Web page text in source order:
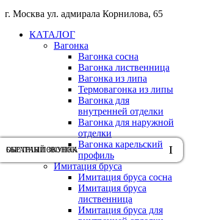
г. Москва ул. адмирала Корнилова, 65
КАТАЛОГ
Вагонка
Вагонка сосна
Вагонка лиственница
Вагонка из липа
Термовагонка из липы
Вагонка для
внутренней отделки
Вагонка для наружной
отделки
Вагонка карельский
профиль
Имитация бруса
Имитация бруса сосна
Имитация бруса
лиственница
Имитация бруса для
ОБРАТНЫЙ ЗВОНОК
БЫСТРАЯ ПОКУПКА